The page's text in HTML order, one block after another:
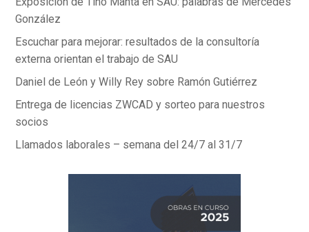
González
Escuchar para mejorar: resultados de la consultoría
externa orientan el trabajo de SAU
Daniel de León y Willy Rey sobre Ramón Gutiérrez
Entrega de licencias ZWCAD y sorteo para nuestros
socios
Llamados laborales – semana del 24/7 al 31/7